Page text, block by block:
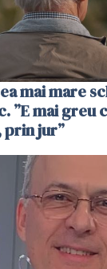
mai mare
”E mai greu
prin jur”